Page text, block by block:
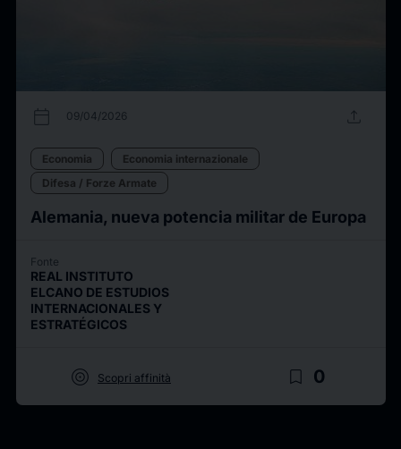
calendar_today 09/04/2026 upload
Economia
Economia internazionale
Difesa / Forze Armate
Alemania, nueva potencia militar de Europa
Fonte
REAL INSTITUTO
ELCANO DE ESTUDIOS
INTERNACIONALES Y
ESTRATÉGICOS
target Scopri affinità bookmark_border 0